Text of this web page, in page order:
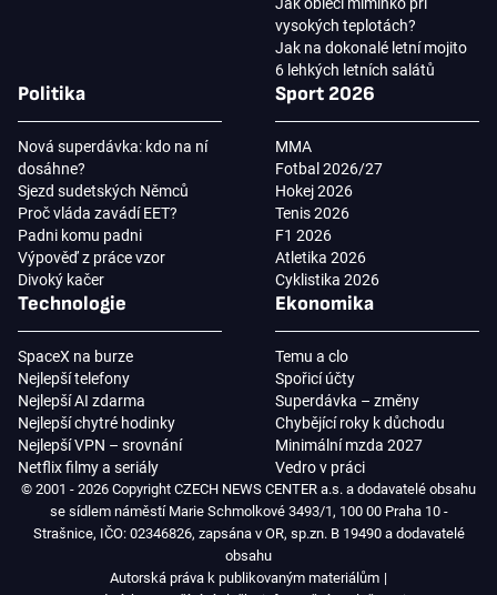
vysokých teplotách?
Jak na dokonalé letní mojito
6 lehkých letních salátů
Politika
Nová superdávka: kdo na ní
dosáhne?
Sjezd sudetských Němců
Proč vláda zavádí EET?
Padni komu padni
Výpověď z práce vzor
Divoký kačer
Sport 2026
MMA
Fotbal 2026/27
Hokej 2026
Tenis 2026
F1 2026
Atletika 2026
Cyklistika 2026
Technologie
SpaceX na burze
Nejlepší telefony
Nejlepší AI zdarma
Nejlepší chytré hodinky
Nejlepší VPN – srovnání
Netflix filmy a seriály
Ekonomika
Temu a clo
Spořicí účty
Superdávka – změny
Chybějící roky k důchodu
Minimální mzda 2027
Vedro v práci
© 2001 - 2026 Copyright CZECH NEWS CENTER a.s. a dodavatelé obsahu
se sídlem náměstí Marie Schmolkové 3493/1, 100 00 Praha 10 -
Strašnice, IČO: 02346826, zapsána v OR, sp.zn. B 19490 a dodavatelé
obsahu
Autorská práva k publikovaným materiálům